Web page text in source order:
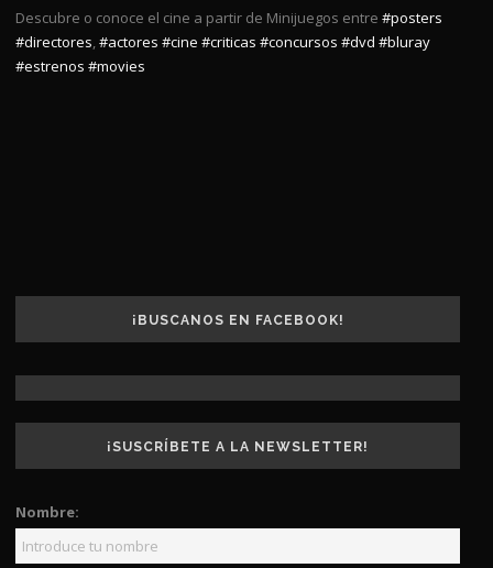
Descubre o conoce el cine a partir de Minijuegos entre #posters
#directores,#actores #cine #criticas #concursos #dvd #bluray
#estrenos #movies
¡BUSCANOS EN FACEBOOK!
¡SUSCRÍBETE A LA NEWSLETTER!
Nombre: